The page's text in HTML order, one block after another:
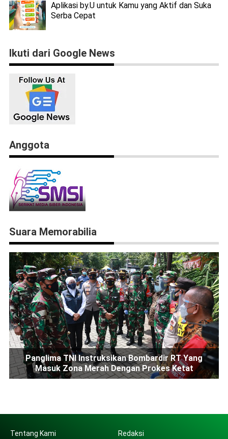
Aplikasi by.U untuk Kamu yang Aktif dan Suka
Serba Cepat
Ikuti dari Google News
Anggota
Suara Memorabilia
Panglima TNI Instruksikan Bombardir RT Yang
Masuk Zona Merah Dengan Prokes Ketat
Tentang Kami Redaksi